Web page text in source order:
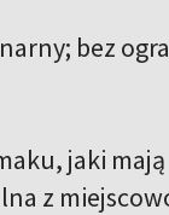
bez
jaki mają
z